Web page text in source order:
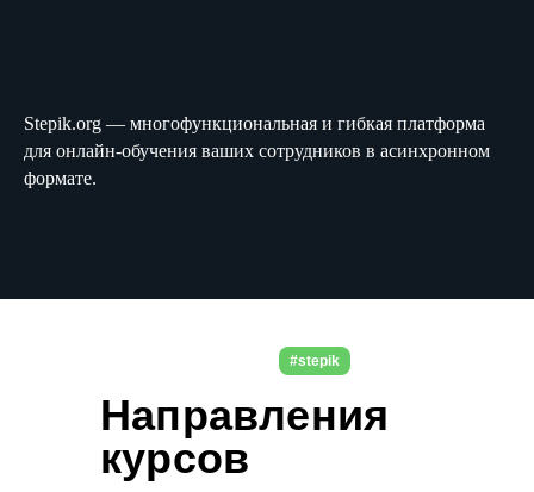
Stepik.org — многофункциональная и гибкая платформа
для онлайн-обучения ваших сотрудников в асинхронном
формате.
Направления
курсов
#stepik